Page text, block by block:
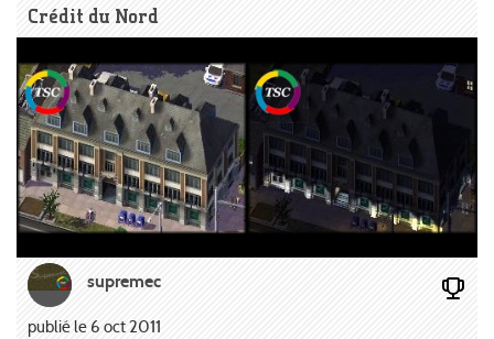
Crédit du Nord
supremec
publié le 6 oct 2011